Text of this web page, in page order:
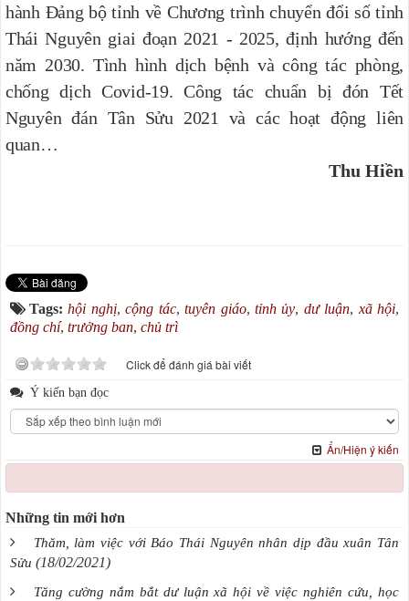
hành Đảng bộ tỉnh về Chương trình chuyển đổi số tỉnh
Thái Nguyên giai đoạn 2021 - 2025, định hướng đến
năm 2030. Tình hình dịch bệnh và công tác phòng,
chống dịch Covid-19. Công tác chuẩn bị đón Tết
Nguyên đán Tân Sửu 2021 và các hoạt động liên
quan…
Thu Hiền
Tags:hội nghị,cộng tác,tuyên giáo, tỉnh ủy, dư luận, xã hội,
đồng chí, trưởng ban, chủ trì
Click để đánh giá bài viết
Ý kiến bạn đọc
Ẩn/Hiện ý kiến
Những tin mới hơn
Thăm, làm việc với Báo Thái Nguyên nhân dịp đầu xuân Tân
Sửu (18/02/2021)
Tăng cường nắm bắt dư luận xã hội về việc nghiên cứu, học